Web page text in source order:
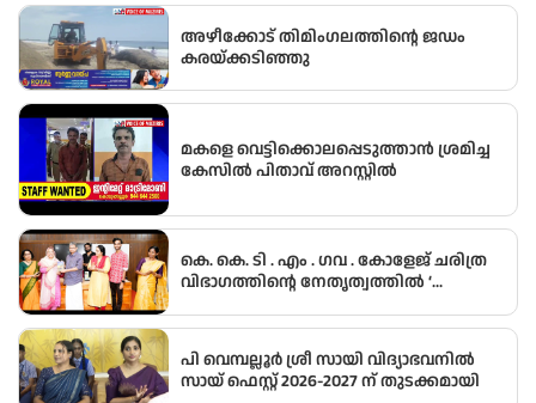
അഴീക്കോട് തിമിംഗലത്തിന്റെ ജഡം
കരയ്ക്കടിഞ്ഞു
മകളെ വെട്ടിക്കൊലപ്പെടുത്താൻ ശ്രമിച്ച
കേസിൽ പിതാവ് അറസ്റ്റിൽ
കെ. കെ. ടി . എം . ഗവ . കോളേജ് ചരിത്ര
വിഭാഗത്തിന്റെ നേതൃത്വത്തിൽ ‘
നോവലിന്റെ പ്രകാശനം നടന്നു
പി വെമ്പല്ലൂർ ശ്രീ സായി വിദ്യാഭവനിൽ
സായ് ഫെസ്റ്റ് 2026-2027 ന് തുടക്കമായി